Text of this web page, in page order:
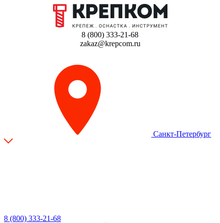
8 (800) 333-21-68
zakaz@krepcom.ru
Санкт-Петербург
8 (800) 333-21-68